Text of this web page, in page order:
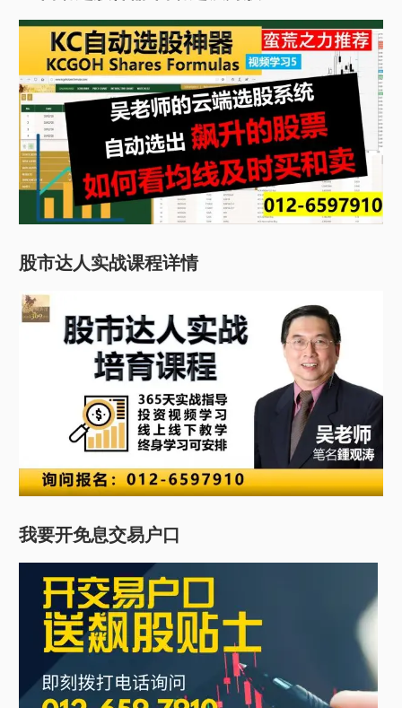
股市达人实战课程详情
我要开免息交易户口